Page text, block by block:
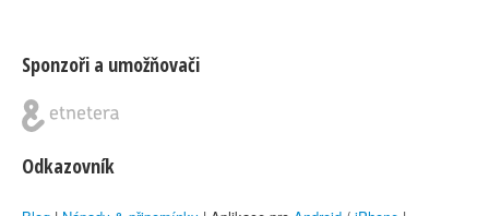
Sponzoři a umožňovači
Odkazovník